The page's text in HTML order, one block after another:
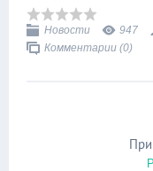
Новости 947
Комментарии (0)